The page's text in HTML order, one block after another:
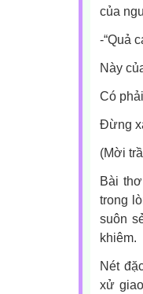
của
-“Quả
Này
Có
Đừng
(Mời
Bài
trong
suôn
khiêm.
Nét
xử